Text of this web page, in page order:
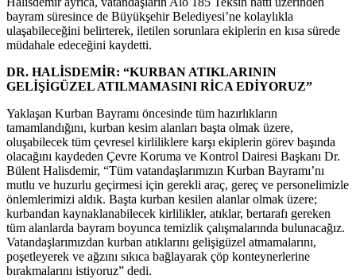
bayram süresince de Büyükşehir Belediyesi’ne kolaylıkla
ulaşabileceğini belirterek, iletilen sorunlara ekiplerin en kısa sürede
müdahale edeceğini kaydetti.
DR. HALİSDEMİR: “KURBAN ATIKLARININ
GELİŞİGÜZEL ATILMAMASINI RİCA EDİYORUZ”
Yaklaşan Kurban Bayramı öncesinde tüm hazırlıkların
tamamlandığını, kurban kesim alanları başta olmak üzere,
oluşabilecek tüm çevresel kirliliklere karşı ekiplerin görev başında
olacağını kaydeden Çevre Koruma ve Kontrol Dairesi Başkanı Dr.
Bülent Halisdemir, “Tüm vatandaşlarımızın Kurban Bayramı’nı
mutlu ve huzurlu geçirmesi için gerekli araç, gereç ve personelimizle
önlemlerimizi aldık. Başta kurban kesilen alanlar olmak üzere;
kurbandan kaynaklanabilecek kirlilikler, atıklar, bertarafı gereken
tüm alanlarda bayram boyunca temizlik çalışmalarında bulunacağız.
Vatandaşlarımızdan kurban atıklarını gelişigüzel atmamalarını,
poşetleyerek ve ağzını sıkıca bağlayarak çöp konteynerlerine
bırakmalarını istiyoruz” dedi.